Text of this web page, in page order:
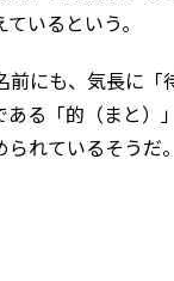
いるという。
前にも、気長に「
ある「的（まと）
れているそうだ。